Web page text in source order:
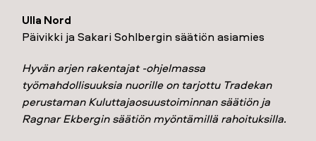
Ulla Nord
Päivikki ja Sakari Sohlbergin säätiön asiamies
Hyvän arjen rakentajat -ohjelmassa
työmahdollisuuksia nuorille on tarjottu Tradekan
perustaman Kuluttajaosuustoiminnan säätiön ja
Ragnar Ekbergin säätiön myöntämillä rahoituksilla.